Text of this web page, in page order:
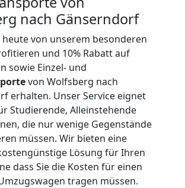
nach Gänserndorf
heute von unserem besonderen
und 10% Rabatt auf
sowie Einzel- und
von Wolfsberg nach
erhalten. Unser Service eignet
Studierende, Alleinstehende
die nur wenige Gegenstände
müssen. Wir bieten eine
Lösung für Ihren
dass Sie die Kosten für einen
tragen müssen.